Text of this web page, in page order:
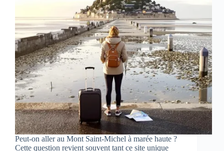
Peut-on aller au Mont Saint-Michel à marée haute ?
Cette question revient souvent tant ce site unique